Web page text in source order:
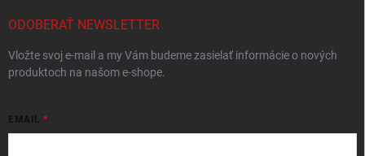
ODOBERAŤ NEWSLETTER
Vložte svoj e-mail a my Vám budeme zasielať informácie o nových
produktoch na našom e-shope.
EMAIL